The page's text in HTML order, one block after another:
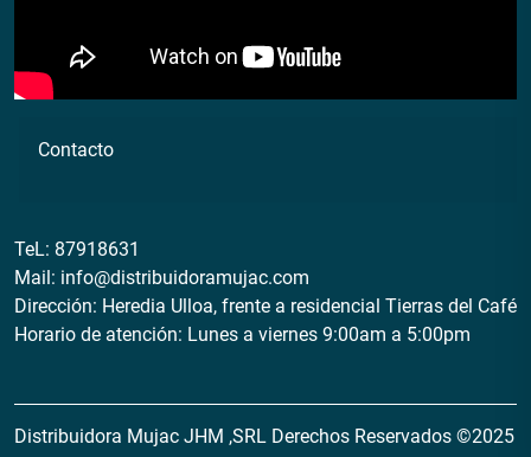
Contacto
TeL: 87918631
Mail: info@distribuidoramujac.com
Dirección: Heredia Ulloa, frente a residencial Tierras del Café
Horario de atención: Lunes a viernes 9:00am a 5:00pm
Distribuidora Mujac JHM ,SRL Derechos Reservados ©2025